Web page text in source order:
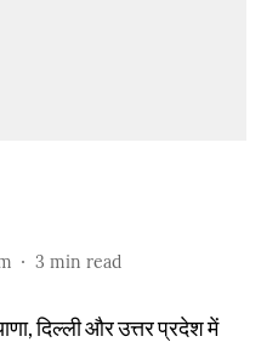
3 min read
दिल्ली और उत्तर प्रदेश में